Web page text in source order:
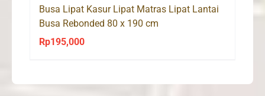
Busa Lipat Kasur Lipat Matras Lipat Lantai
Busa Rebonded 80 x 190 cm
Rp195,000